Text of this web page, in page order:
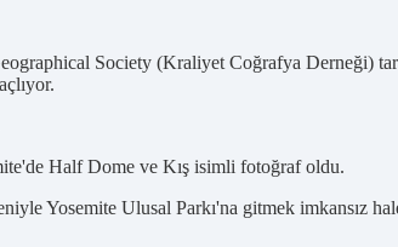
Society (Kraliyet Coğrafya Derneği)
Half Dome ve Kış isimli fotoğraf oldu.
Yosemite Ulusal Parkı'na gitmek imkansız